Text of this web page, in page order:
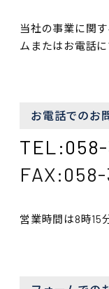
当社の事業に関
ムまたはお電話に
お電話でのお
営業時間は8時15